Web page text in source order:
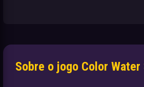
Sobre o jogo Color Water